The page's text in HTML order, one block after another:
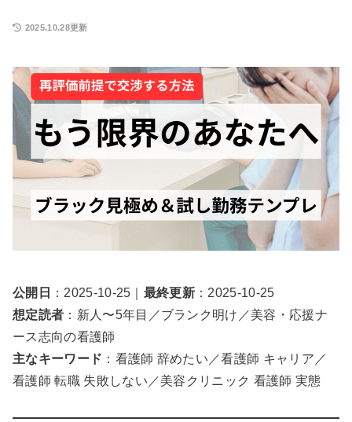
2025.10.28更新
公開日 ：2025-10-25｜ 最終更新 ：2025-10-25
想定読者 ：新人〜5年目／ブランク明け／美容・応援ナ
ース志向の看護師
主なキーワード ：看護師 辞めたい／看護師 キャリア／
看護師 転職 失敗しない／美容クリニック 看護師 実態